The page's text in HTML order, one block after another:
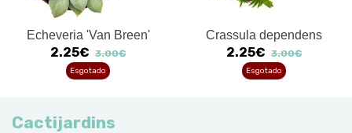
Echeveria 'Van Breen'
2.25€ 3.00€
Esgotado
Crassula dependens
2.25€ 3.00€
Esgotado
Cactijardins